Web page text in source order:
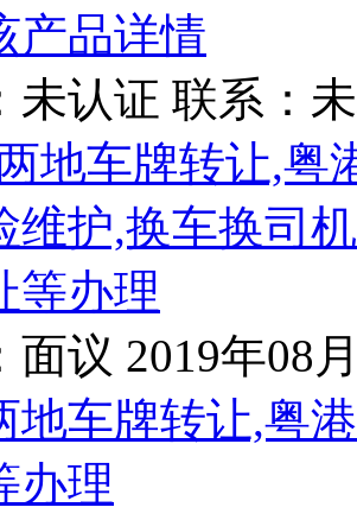
产品详情
未认证 联系：
面议 2019年08
地车牌转让,粤
办理